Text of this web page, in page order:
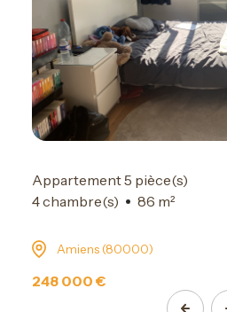
Appartement 5 pièce(s)
4 chambre(s)
86 m²
Amiens (80000)
248 000 €